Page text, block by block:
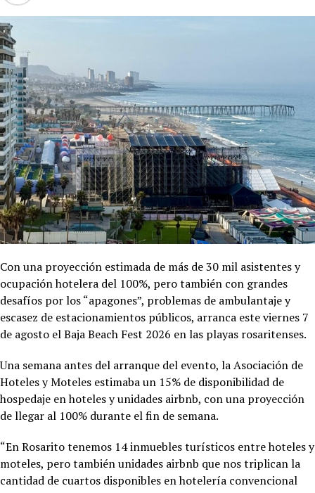
Con una proyección estimada de más de 30 mil asistentes y
ocupación hotelera del 100%, pero también con grandes
desafíos por los “apagones”, problemas de ambulantaje y
escasez de estacionamientos públicos, arranca este viernes 7
de agosto el Baja Beach Fest 2026 en las playas rosaritenses.
Una semana antes del arranque del evento, la Asociación de
Hoteles y Moteles estimaba un 15% de disponibilidad de
hospedaje en hoteles y unidades airbnb, con una proyección
de llegar al 100% durante el fin de semana.
“En Rosarito tenemos 14 inmuebles turísticos entre hoteles y
moteles, pero también unidades airbnb que nos triplican la
cantidad de cuartos disponibles en hotelería convencional